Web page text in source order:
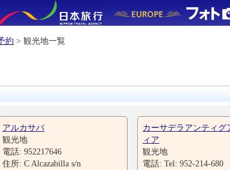
約 > 観光地一覧
アルカサバ
観光地
電話: 952217646
住所: C Alcazabilla s/n
カーサデラアンティグ
ィア
観光地
電話: Tel: 952-214-680